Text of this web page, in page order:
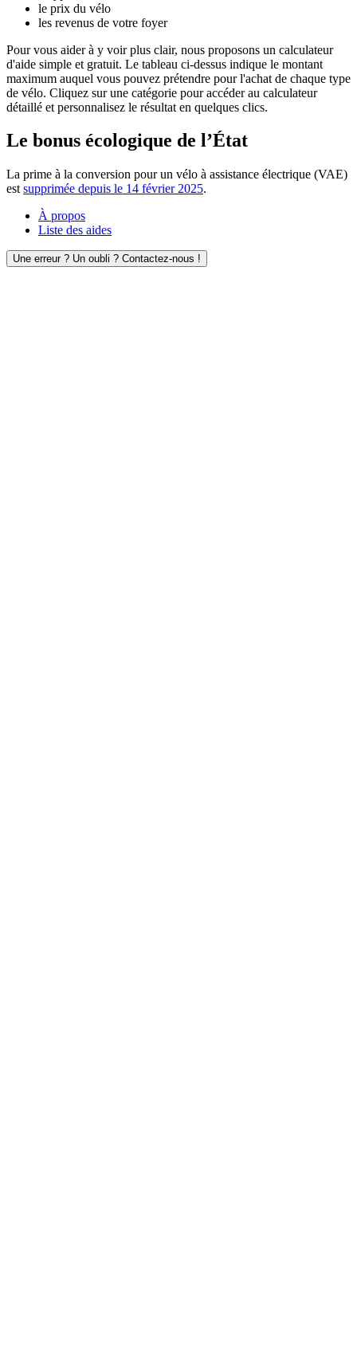
le prix du vélo
les revenus de votre foyer
Pour vous aider à y voir plus clair, nous proposons un calculateur
d'aide simple et gratuit. Le tableau ci-dessus indique le montant
maximum auquel vous pouvez prétendre pour l'achat de chaque type
de vélo. Cliquez sur une catégorie pour accéder au calculateur
détaillé et personnalisez le résultat en quelques clics.
Le bonus écologique de l’État
La prime à la conversion pour un vélo à assistance électrique (VAE)
est supprimée depuis le 14 février 2025.
À propos
Liste des aides
Une erreur ? Un oubli ? Contactez-nous !